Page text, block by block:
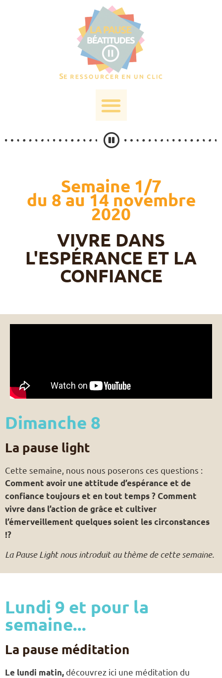
Semaine 1/7
du 8 au 14 novembre
2020
VIVRE DANS
L'ESPÉRANCE ET LA
CONFIANCE
Dimanche 8
La pause light
Cette semaine, nous nous poserons ces questions :
Comment avoir une attitude d’espérance et de
confiance toujours et en tout temps ? Comment
vivre dans l’action de grâce et cultiver
l’émerveillement quelques soient les circonstances
!?
La Pause Light nous introduit au thème de cette semaine.
Lundi 9 et pour la
semaine...
La pause méditation
Le lundi matin,découvrez ici une méditation du